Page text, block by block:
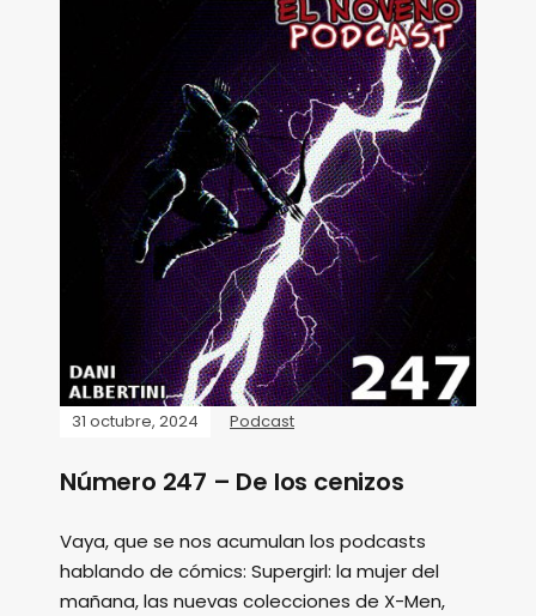
31 octubre, 2024 Podcast
Número 247 – De los cenizos
Vaya, que se nos acumulan los podcasts
hablando de cómics: Supergirl: la mujer del
mañana, las nuevas colecciones de X-Men,